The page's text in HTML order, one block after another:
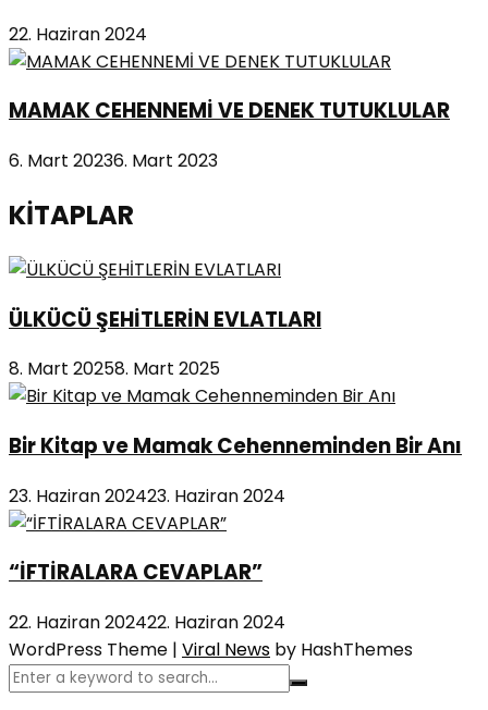
22. Haziran 2024
MAMAK CEHENNEMİ VE DENEK TUTUKLULAR
6. Mart 20236. Mart 2023
KİTAPLAR
ÜLKÜCÜ ŞEHİTLERİN EVLATLARI
8. Mart 20258. Mart 2025
Bir Kitap ve Mamak Cehenneminden Bir Anı
23. Haziran 202423. Haziran 2024
“İFTİRALARA CEVAPLAR”
22. Haziran 202422. Haziran 2024
WordPress Theme | Viral News by HashThemes